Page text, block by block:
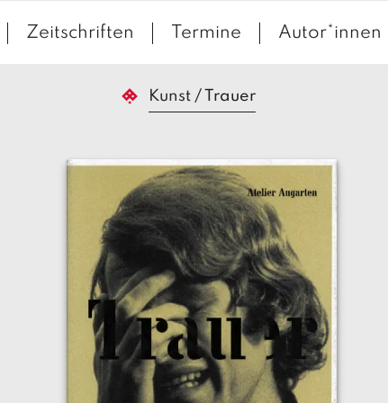
Zeitschriften Termine Autor*innen
Kunst / Trauer